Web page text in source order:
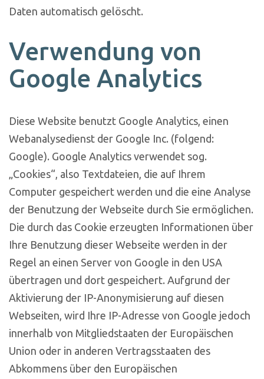
Daten automatisch gelöscht.
Verwendung von
Google Analytics
Diese Website benutzt Google Analytics, einen
Webanalysedienst der Google Inc. (folgend:
Google). Google Analytics verwendet sog.
„Cookies“, also Textdateien, die auf Ihrem
Computer gespeichert werden und die eine Analyse
der Benutzung der Webseite durch Sie ermöglichen.
Die durch das Cookie erzeugten Informationen über
Ihre Benutzung dieser Webseite werden in der
Regel an einen Server von Google in den USA
übertragen und dort gespeichert. Aufgrund der
Aktivierung der IP-Anonymisierung auf diesen
Webseiten, wird Ihre IP-Adresse von Google jedoch
innerhalb von Mitgliedstaaten der Europäischen
Union oder in anderen Vertragsstaaten des
Abkommens über den Europäischen